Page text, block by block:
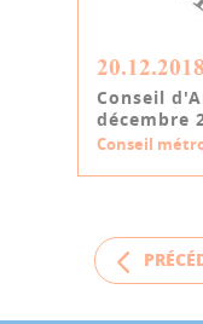
20.12.2018
Conseil
décembre
Conseil